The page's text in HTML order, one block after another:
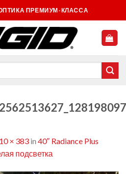
ПРЕМИУМ-КЛАССА
× 383 in 40″ Radiance Plus
подсветка